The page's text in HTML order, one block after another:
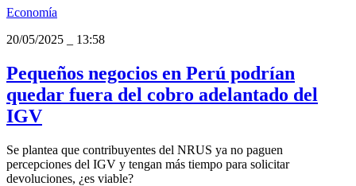
Economía
20/05/2025
13:58
Pequeños negocios en Perú podrían
quedar fuera del cobro adelantado del
IGV
Se plantea que contribuyentes del NRUS ya no paguen
percepciones del IGV y tengan más tiempo para solicitar
devoluciones, ¿es viable?